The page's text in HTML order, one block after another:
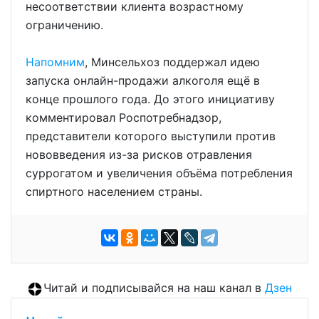
несоответствии клиента возрастному
ограничению.
Напомним, Минсельхоз поддержал идею
запуска онлайн-продажи алкоголя ещё в
конце прошлого года. До этого инициативу
комментировал Роспотребнадзор,
представители которого выступили против
нововведения из-за рисков отравления
суррогатом и увеличения объёма потребления
спиртного населением страны.
Читай и подписывайся на наш канал в Дзен